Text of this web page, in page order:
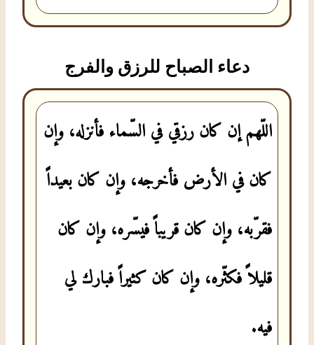
دعاء الصباح للرزق والفرج
اللّهم إن كان رزقي في السّماء فأنزله، وإن
كان في الأرض فأخرجه، وإن كان بعيداً
فقرّبه، وإن كان قريباً فيسّره، وإن كان
قليلاً فكثّره، وإن كان كثيراً فبارك لي
فيه.